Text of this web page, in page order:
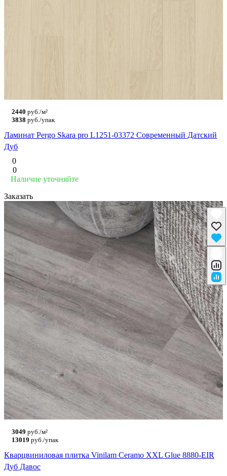
2440 руб./м²
3838 руб./упак
Ламинат Pergo Skara pro L1251-03372 Современный Датский
Дуб
0
0
Наличие уточняйте
Заказать
3049 руб./м²
13019 руб./упак
Кварцвиниловая плитка Vinilam Ceramo XXL Glue 8880-EIR
Дуб Давос